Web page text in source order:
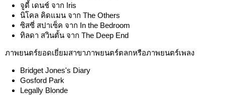
จูดี้ เดนช์ จาก Iris
นิโคล คิดแมน จาก The Others
ซิสซี่ สปาเซ็ค จาก In the Bedroom
ทิลดา สวินตั้น จาก The Deep End
ภาพยนตร์ยอดเยี่ยมสาขาภาพยนตร์ตลกหรือภาพยนตร์เพลง
Bridget Jones's Diary
Gosford Park
Legally Blonde